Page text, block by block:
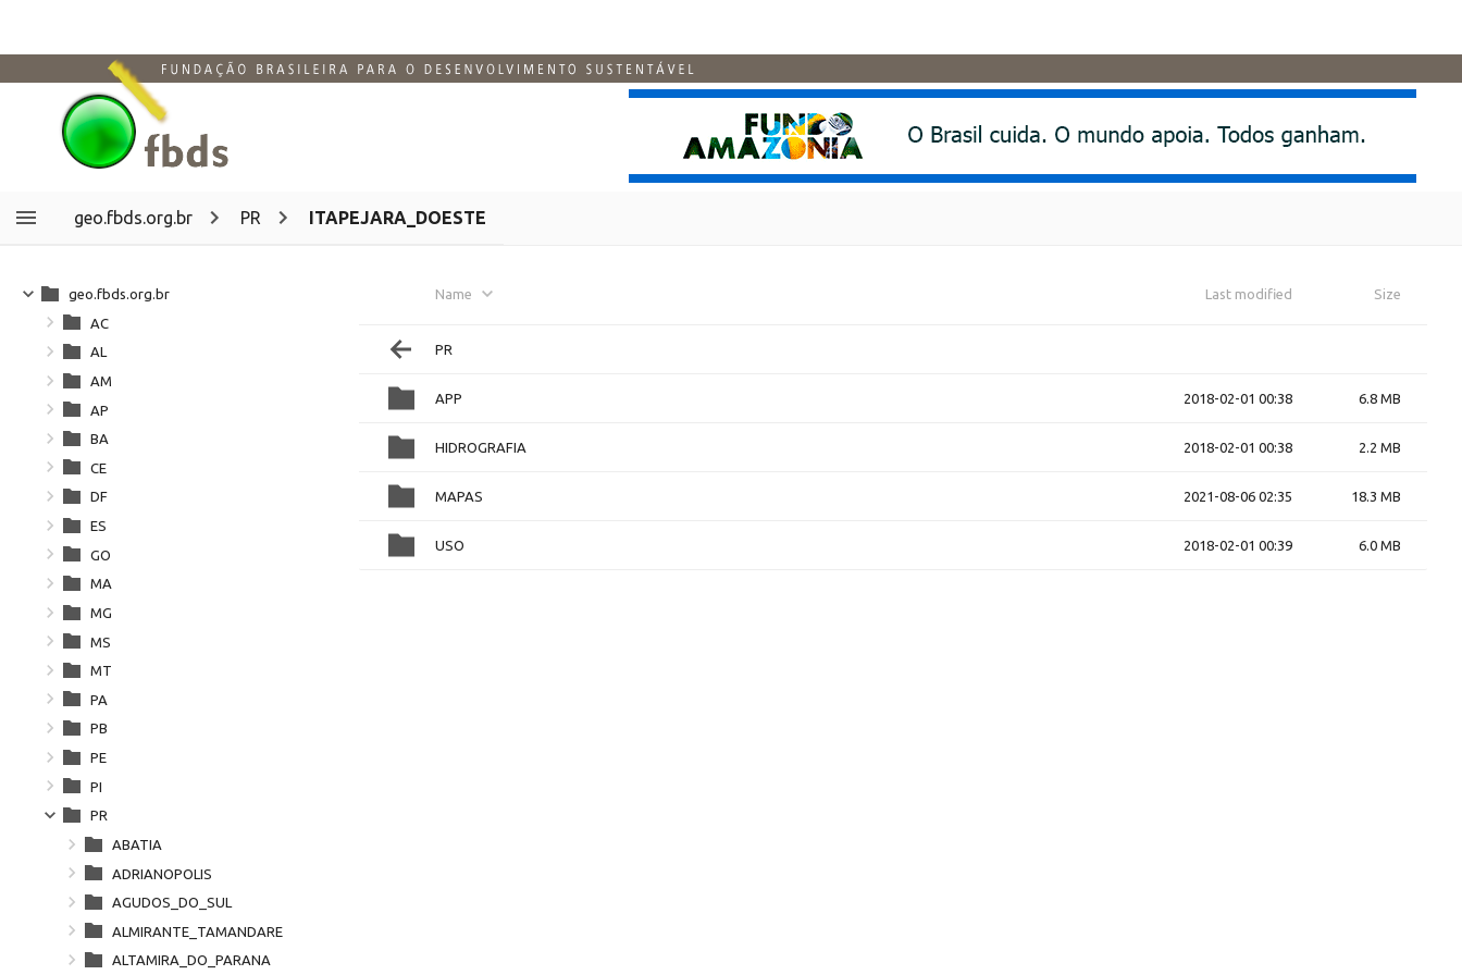
geo.fbds.org.br PR ITAPEJARA_DOESTE
Name Last modified Size
PR
APP 2018-02-01 00:38 6.8 MB
HIDROGRAFIA 2018-02-01 00:38 2.2 MB
MAPAS 2021-08-06 02:35 18.3 MB
USO 2018-02-01 00:39 6.0 MB
geo.fbds.org.br
AC
AL
AM
AP
BA
CE
DF
ES
GO
MA
MG
MS
MT
PA
PB
PE
PI
PR
ABATIA
ADRIANOPOLIS
AGUDOS_DO_SUL
ALMIRANTE_TAMANDARE
ALTAMIRA_DO_PARANA